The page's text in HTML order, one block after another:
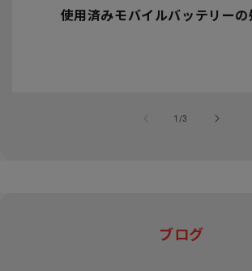
使用済みモバイルバッテリー
1 /
の3
ブログ